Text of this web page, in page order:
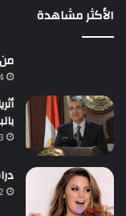
الأكثر مشاهدة
24
23
2 يوليو، 2023